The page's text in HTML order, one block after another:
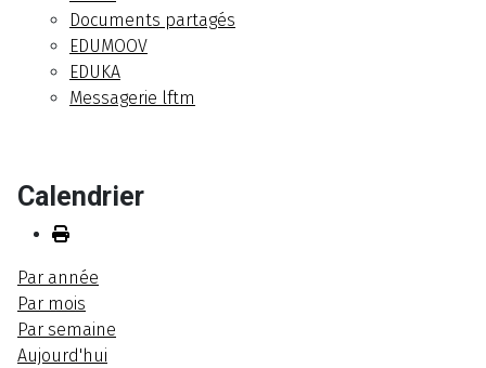
Documents partagés
EDUMOOV
EDUKA
Messagerie lftm
Calendrier
Par année
Par mois
Par semaine
Aujourd'hui